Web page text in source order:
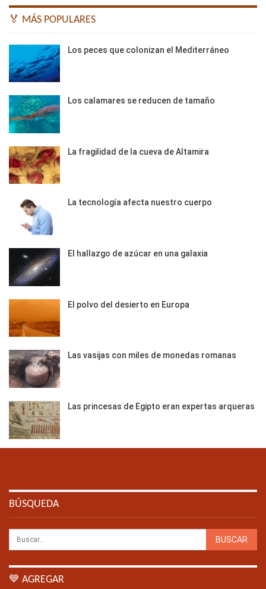
🏅 MÁS POPULARES
Los peces que colonizan el Mediterráneo
Los calamares se reducen de tamaño
La fragilidad de la cueva de Altamira
La tecnología afecta nuestro cuerpo
El hallazgo de azúcar en una galaxia
El polvo del desierto en Europa
Las vasijas con miles de monedas romanas
Las princesas de Egipto eran expertas arqueras
BÚSQUEDA
💙 AGREGAR